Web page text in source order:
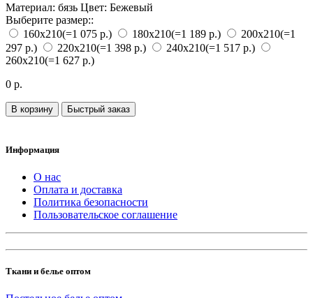
Материал: бязь Цвет: Бежевый
Выберите размер::
160х210(=1 075 р.) 180х210(=1 189 р.) 200х210(=1
297 р.)
220х210(=1 398 р.) 240х210(=1 517 р.)
260х210(=1 627 р.)
0 р.
В корзину Быстрый заказ
Информация
О нас
Оплата и доставка
Политика безопасности
Пользовательское соглашение
Ткани и белье оптом